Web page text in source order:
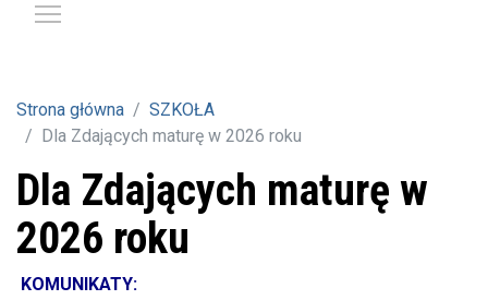
Strona główna
SZKOŁA
Dla Zdających maturę w 2026 roku
Dla Zdających maturę w
2026 roku
KOMUNIKATY: